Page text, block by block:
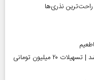
راحت‌ترین نذری‌ها
ثبت‌نام وام اربعین بازنشستگان کشوری آغاز شد | تسهیلات ۲۰ میلیون تومانی